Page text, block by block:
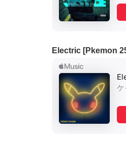
Electric [Pkemon